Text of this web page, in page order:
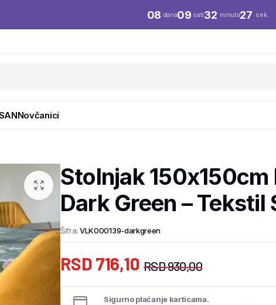
08 dana09 sati32 minuta27 sek.
Novčanici
Stolnjak 150x150cm
Dark Green – Tekstil
Šifra: VLK000139-darkgreen
RSD930,00
RSD716,10
Sigurno plaćanje karticama.